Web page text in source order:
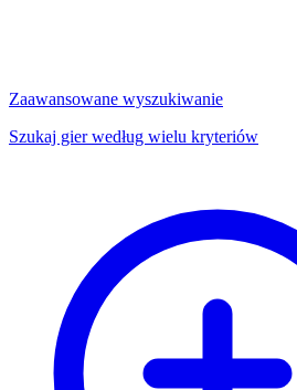
Zaawansowane wyszukiwanie
Szukaj gier według wielu kryteriów